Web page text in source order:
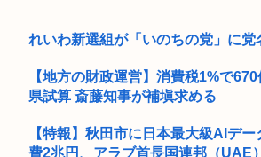
就活女子大生「マジでどうしよう。手取
【高市早苗ピンチ】野党、消費税減税に一
いまさらps5買ってもいいかな？
れいわ新選組が「いのちの党」に党
【地方の財政運営】消費税1%で
県試算 斎藤知事が補塡求める
【特報】秋田市に日本最大級AIデ
費2兆円、アラブ首長国連邦（UAE